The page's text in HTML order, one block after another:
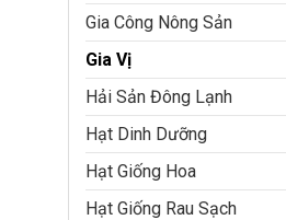
Gia Công Nông Sản
Gia Vị
Hải Sản Đông Lạnh
Hạt Dinh Dưỡng
Hạt Giống Hoa
Hạt Giống Rau Sạch